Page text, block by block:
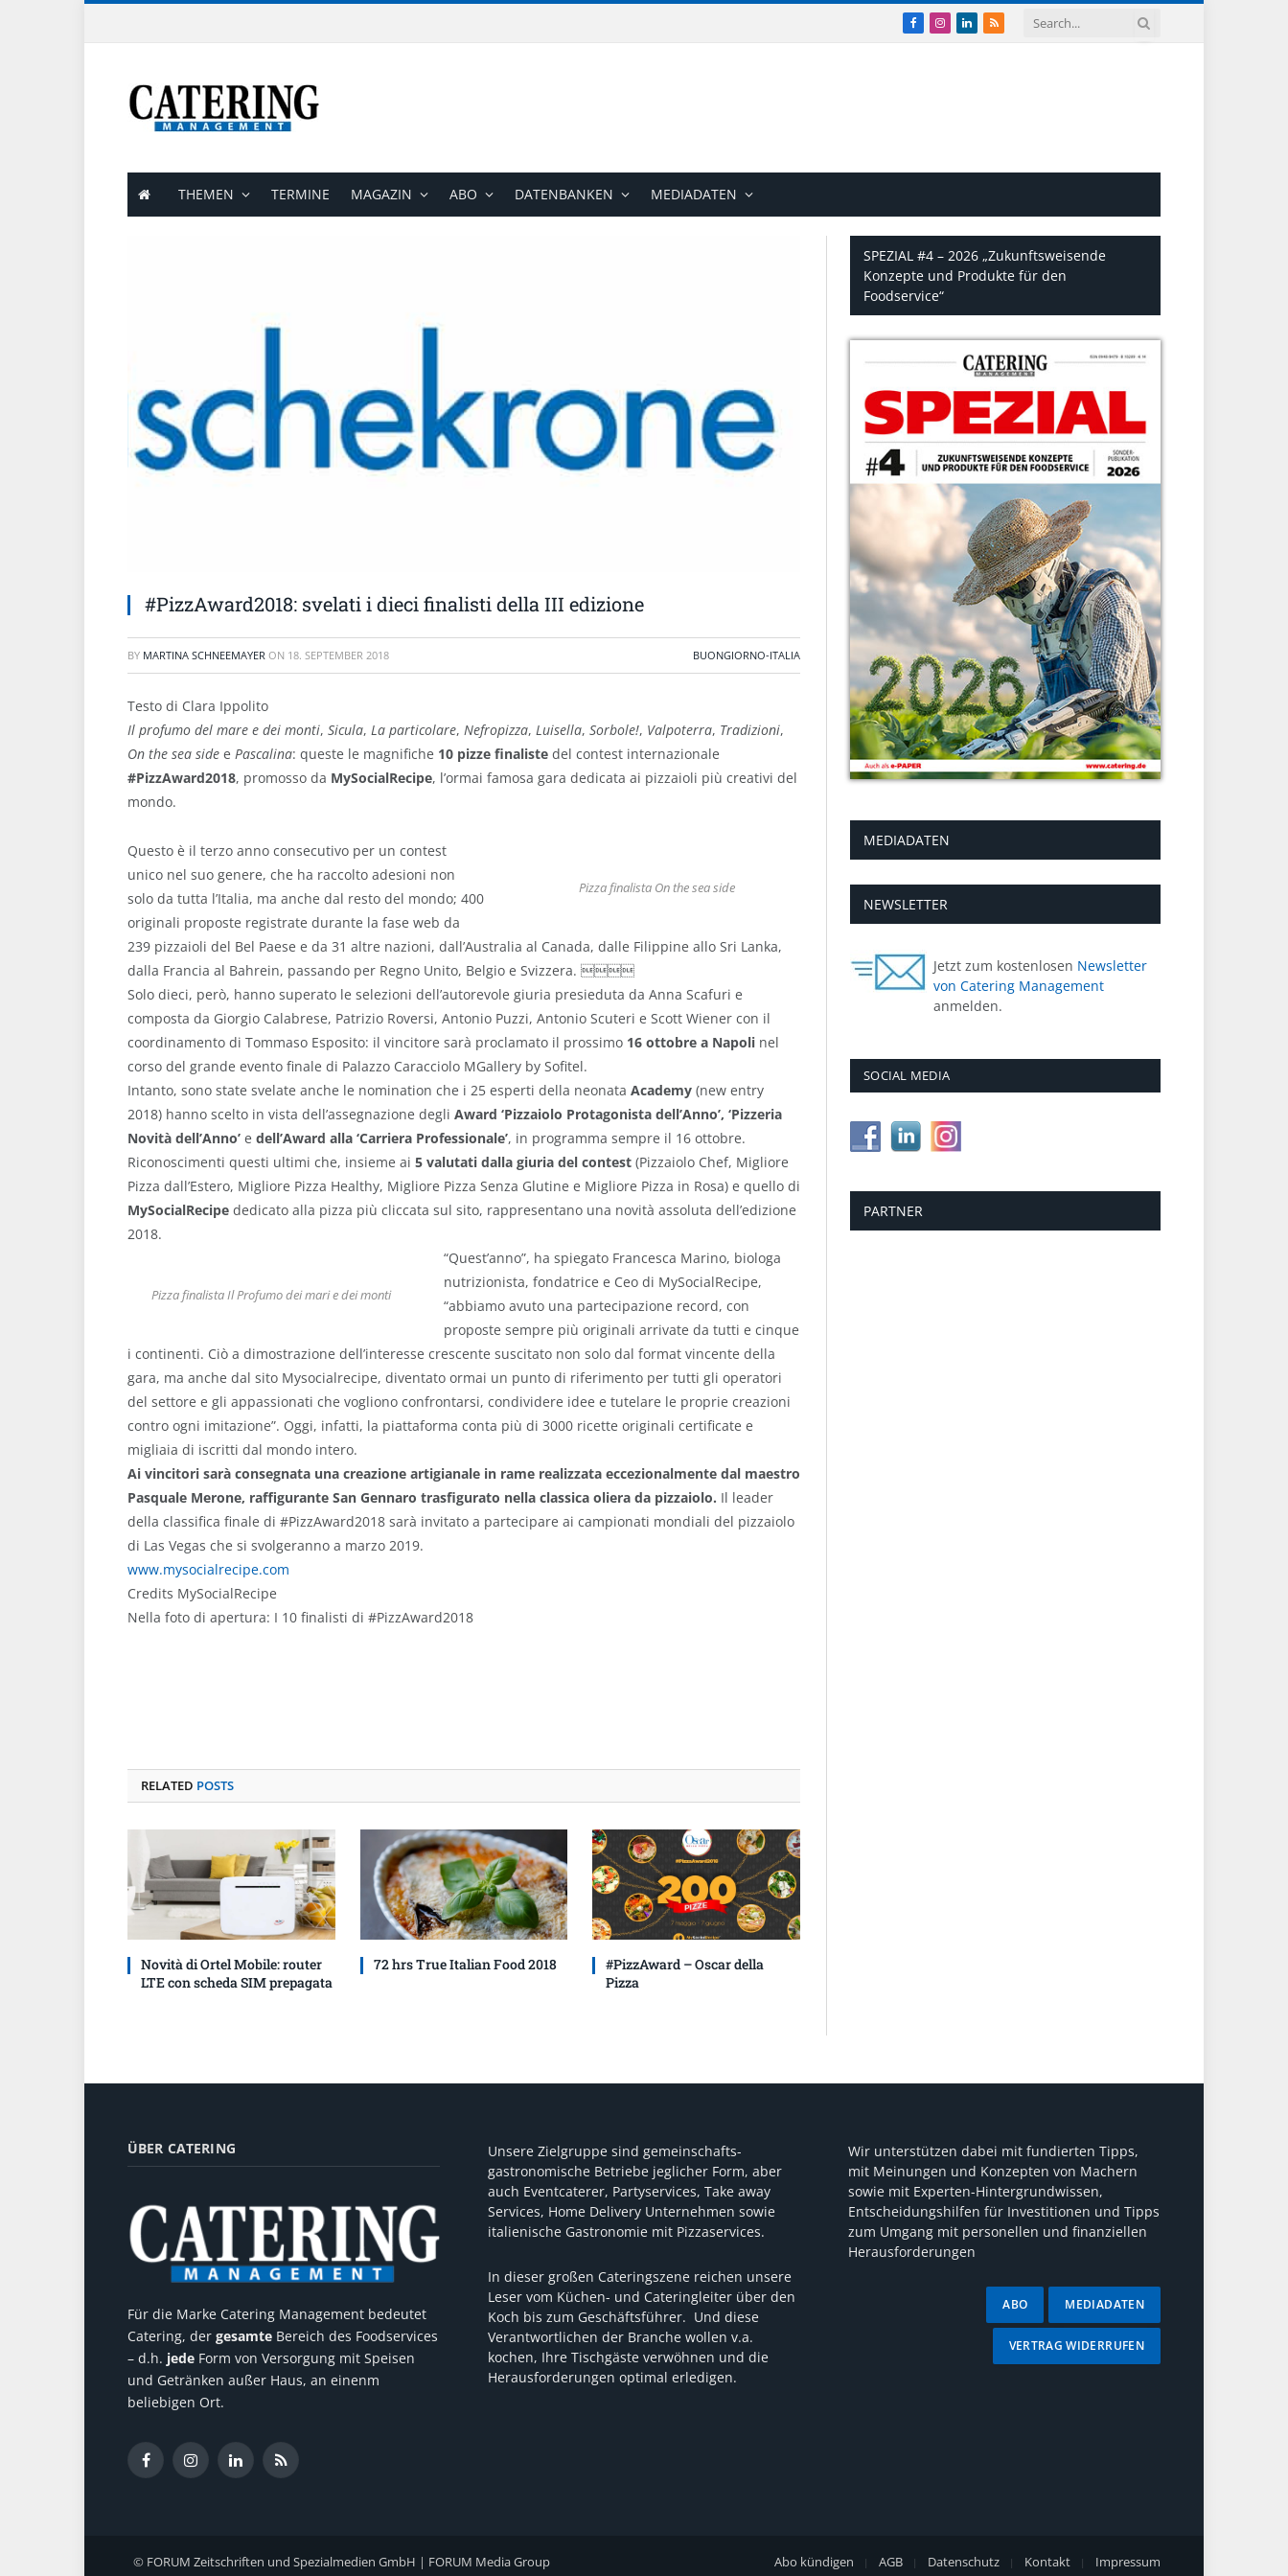
Facebook
Instagram
LinkedIn
RSS
THEMEN TERMINE MAGAZIN ABO DATENBANKEN MEDIADATEN
#PizzAward2018: svelati i dieci finalisti della III edizione
BY MARTINA SCHNEEMAYER ON 18. SEPTEMBER 2018 BUONGIORNO-ITALIA
Testo di Clara Ippolito
Il profumo del mare e dei monti, Sicula, La particolare, Nefropizza, Luisella, Sorbole!, Valpoterra, Tradizioni,
On the sea side e Pascalina: queste le magnifiche 10 pizze finaliste del contest internazionale
#PizzAward2018, promosso da MySocialRecipe, l’ormai famosa gara dedicata ai pizzaioli più creativi del
mondo.
Pizza finalista On the sea side
Questo è il terzo anno consecutivo per un contest
unico nel suo genere, che ha raccolto adesioni non
solo da tutta l’Italia, ma anche dal resto del mondo; 400
originali proposte registrate durante la fase web da
239 pizzaioli del Bel Paese e da 31 altre nazioni, dall’Australia al Canada, dalle Filippine allo Sri Lanka,
dalla Francia al Bahrein, passando per Regno Unito, Belgio e Svizzera. 
Solo dieci, però, hanno superato le selezioni dell’autorevole giuria presieduta da Anna Scafuri e
composta da Giorgio Calabrese, Patrizio Roversi, Antonio Puzzi, Antonio Scuteri e Scott Wiener con il
coordinamento di Tommaso Esposito: il vincitore sarà proclamato il prossimo 16 ottobre a Napoli nel
corso del grande evento finale di Palazzo Caracciolo MGallery by Sofitel.
Intanto, sono state svelate anche le nomination che i 25 esperti della neonata Academy (new entry
2018) hanno scelto in vista dell’assegnazione degli Award ‘Pizzaiolo Protagonista dell’Anno’, ‘Pizzeria
Novità dell’Anno’ e dell’Award alla ‘Carriera Professionale’, in programma sempre il 16 ottobre.
Riconoscimenti questi ultimi che, insieme ai 5 valutati dalla giuria del contest (Pizzaiolo Chef, Migliore
Pizza dall’Estero, Migliore Pizza Healthy, Migliore Pizza Senza Glutine e Migliore Pizza in Rosa) e quello di
MySocialRecipe dedicato alla pizza più cliccata sul sito, rappresentano una novità assoluta dell’edizione
2018.
Pizza finalista Il Profumo dei mari e dei monti
“Quest’anno”, ha spiegato Francesca Marino, biologa
nutrizionista, fondatrice e Ceo di MySocialRecipe,
“abbiamo avuto una partecipazione record, con
proposte sempre più originali arrivate da tutti e cinque
i continenti. Ciò a dimostrazione dell’interesse crescente suscitato non solo dal format vincente della
gara, ma anche dal sito Mysocialrecipe, diventato ormai un punto di riferimento per tutti gli operatori
del settore e gli appassionati che vogliono confrontarsi, condividere idee e tutelare le proprie creazioni
contro ogni imitazione”. Oggi, infatti, la piattaforma conta più di 3000 ricette originali certificate e
migliaia di iscritti dal mondo intero.
Ai vincitori sarà consegnata una creazione artigianale in rame realizzata eccezionalmente dal maestro
Pasquale Merone, raffigurante San Gennaro trasfigurato nella classica oliera da pizzaiolo. Il leader
della classifica finale di #PizzAward2018 sarà invitato a partecipare ai campionati mondiali del pizzaiolo
di Las Vegas che si svolgeranno a marzo 2019.
www.mysocialrecipe.com
Credits MySocialRecipe
Nella foto di apertura: I 10 finalisti di #PizzAward2018
RELATED POSTS
Novità di Ortel Mobile: router
LTE con scheda SIM prepagata
72 hrs True Italian Food 2018
#PizzAward – Oscar della
Pizza
SPEZIAL #4 – 2026 „Zukunftsweisende
Konzepte und Produkte für den
Foodservice“
MEDIADATEN
NEWSLETTER
Jetzt zum kostenlosen Newsletter
von Catering Management
anmelden.
SOCIAL MEDIA
PARTNER
ÜBER CATERING
Für die Marke Catering Management bedeutet
Catering, der gesamte Bereich des Foodservices
– d.h. jede Form von Versorgung mit Speisen
und Getränken außer Haus, an einenm
beliebigen Ort.
FacebookInstagramLinkedInRSS
Unsere Zielgruppe sind gemeinschafts-
gastronomische Betriebe jeglicher Form, aber
auch Eventcaterer, Partyservices, Take away
Services, Home Delivery Unternehmen sowie
italienische Gastronomie mit Pizzaservices.
In dieser großen Cateringszene reichen unsere
Leser vom Küchen- und Cateringleiter über den
Koch bis zum Geschäftsführer. Und diese
Verantwortlichen der Branche wollen v.a.
kochen, Ihre Tischgäste verwöhnen und die
Herausforderungen optimal erledigen.
Wir unterstützen dabei mit fundierten Tipps,
mit Meinungen und Konzepten von Machern
sowie mit Experten-Hintergrundwissen,
Entscheidungshilfen für Investitionen und Tipps
zum Umgang mit personellen und finanziellen
Herausforderungen
MEDIADATEN
ABO
VERTRAG WIDERRUFEN
© FORUM Zeitschriften und Spezialmedien GmbH | FORUM Media Group Abo kündigen AGB Datenschutz Kontakt Impressum